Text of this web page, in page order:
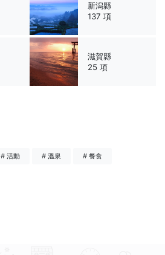
新潟縣
137 項
滋賀縣
25 項
# 活動 # 溫泉 # 餐食